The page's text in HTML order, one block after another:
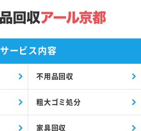
サービス内容
不用品回収
粗大ゴミ処分
家具回収